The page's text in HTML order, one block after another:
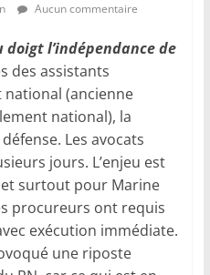
Aucun commentaire
l’indépendance de
des assistants
(ancienne
national), la
Les avocats
jours. L’enjeu est
surtout pour Marine
procureurs ont requis
exécution immédiate.
une riposte